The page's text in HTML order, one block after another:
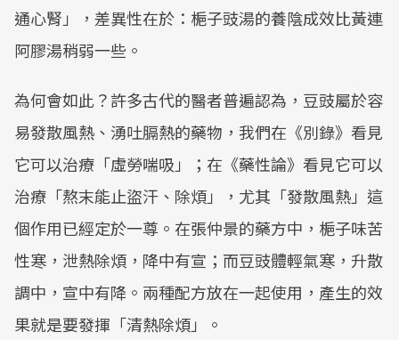
通心腎」，差異性在於：梔子豉湯的養陰成效比黃連
阿膠湯稍弱一些。
為何會如此？許多古代的醫者普遍認為，豆豉屬於容
易發散風熱、湧吐膈熱的藥物，我們在《別錄》看見
它可以治療「虛勞喘吸」；在《藥性論》看見它可以
治療「熬末能止盜汗、除煩」，尤其「發散風熱」這
個作用已經定於一尊。在張仲景的藥方中，梔子味苦
性寒，泄熱除煩，降中有宣；而豆豉體輕氣寒，升散
調中，宣中有降。兩種配方放在一起使用，產生的效
果就是要發揮「清熱除煩」。